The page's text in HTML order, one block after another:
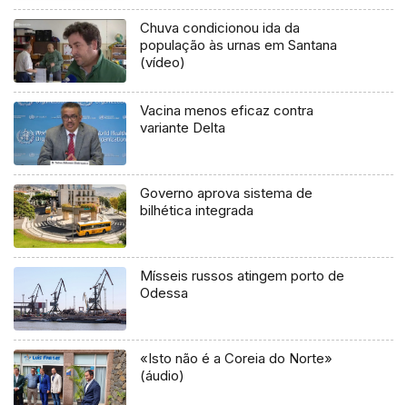
Chuva condicionou ida da
população às urnas em Santana
(vídeo)
Vacina menos eficaz contra
variante Delta
Governo aprova sistema de
bilhética integrada
Mísseis russos atingem porto de
Odessa
«Isto não é a Coreia do Norte»
(áudio)